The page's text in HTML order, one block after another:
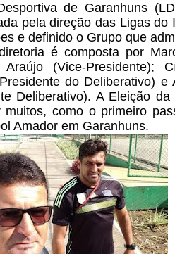
de Garanhuns
peladireção das Ligas do
e definido o Grupo que
é composta por
Araújo (Vice-Presidente);
do Deliberativo) e
Deliberativo). A Eleição
muitos, como o primeiro
Amador em Garanhuns.